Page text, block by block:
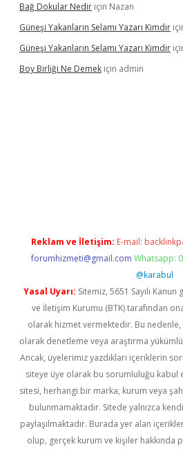
Bağ Dokular Nedir için Nazan
Güneşi Yakanların Selamı Yazarı Kimdir
Güneşi Yakanların Selamı Yazarı Kimdir
Boy Birliği Ne Demek için admin
Reklam ve İletişim: E-mail:
forumhizmeti@gmail.com Whatsapp:
@karabul
Yasal Uyarı: Sitemiz, 5651 Sayılı
ve İletişim Kurumu (BTK) tarafından
olarak hizmet vermektedir. Bu
olarak denetleme veya araştırma
Ancak, üyelerimiz yazdıkları içeriklerin
siteye üye olarak bu sorumluluğu kabul
sitesi, herhangi bir marka, kurum veya
bulunmamaktadır. Sitede yalnızca
paylaşılmaktadır. Burada yer alan
olup, gerçek kurum ve kişiler hakkında